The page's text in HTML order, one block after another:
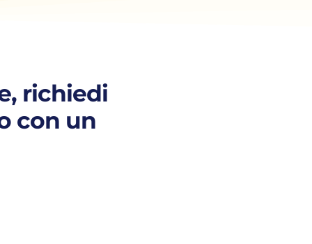
richiedi
con un